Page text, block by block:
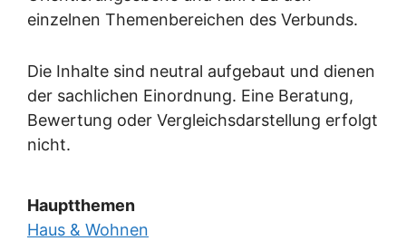
einzelnen Themenbereichen des Verbunds.
Die Inhalte sind neutral aufgebaut und dienen
der sachlichen Einordnung. Eine Beratung,
Bewertung oder Vergleichsdarstellung erfolgt
nicht.
Hauptthemen
Haus & Wohnen